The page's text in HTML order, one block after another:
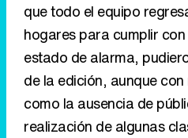
que todo el equipo
hogares para cumplir
estado de alarma,
de la edición, aunque
como la ausencia de
realización de algunas